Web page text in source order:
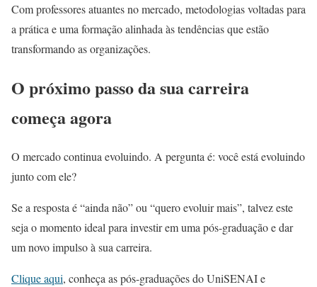
Com professores atuantes no mercado, metodologias voltadas para
a prática e uma formação alinhada às tendências que estão
transformando as organizações.
O próximo passo da sua carreira
começa agora
O mercado continua evoluindo. A pergunta é: você está evoluindo
junto com ele?
Se a resposta é “ainda não” ou “quero evoluir mais”, talvez este
seja o momento ideal para investir em uma pós-graduação e dar
um novo impulso à sua carreira.
Clique aqui, conheça as pós-graduações do UniSENAI e